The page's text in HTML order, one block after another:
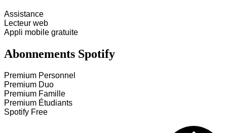
Assistance
Lecteur web
Appli mobile gratuite
Abonnements Spotify
Premium Personnel
Premium Duo
Premium Famille
Premium Étudiants
Spotify Free